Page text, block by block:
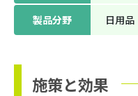
製品分野 日用品
施策と効果